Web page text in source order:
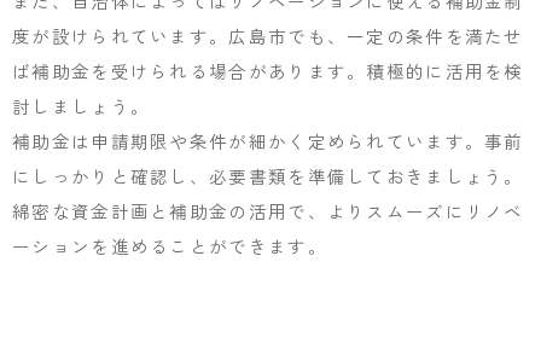
度が設けられています。広島市でも、一定の条件を満たせ
ば補助金を受けられる場合があります。積極的に活用を検
討しましょう。
補助金は申請期限や条件が細かく定められています。事前
にしっかりと確認し、必要書類を準備しておきましょう。
綿密な資金計画と補助金の活用で、よりスムーズにリノベ
ーションを進めることができます。